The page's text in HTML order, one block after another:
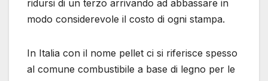
ridursi di un terzo arrivando ad abbassare in
modo considerevole il costo di ogni stampa.
In Italia con il nome pellet ci si riferisce spesso
al comune combustibile a base di legno per le